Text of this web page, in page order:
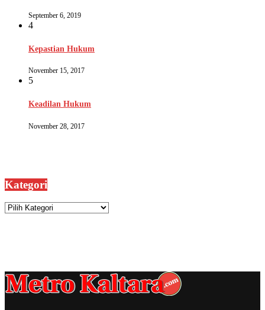
September 6, 2019
4
Kepastian Hukum
November 15, 2017
5
Keadilan Hukum
November 28, 2017
Kategori
Kategori